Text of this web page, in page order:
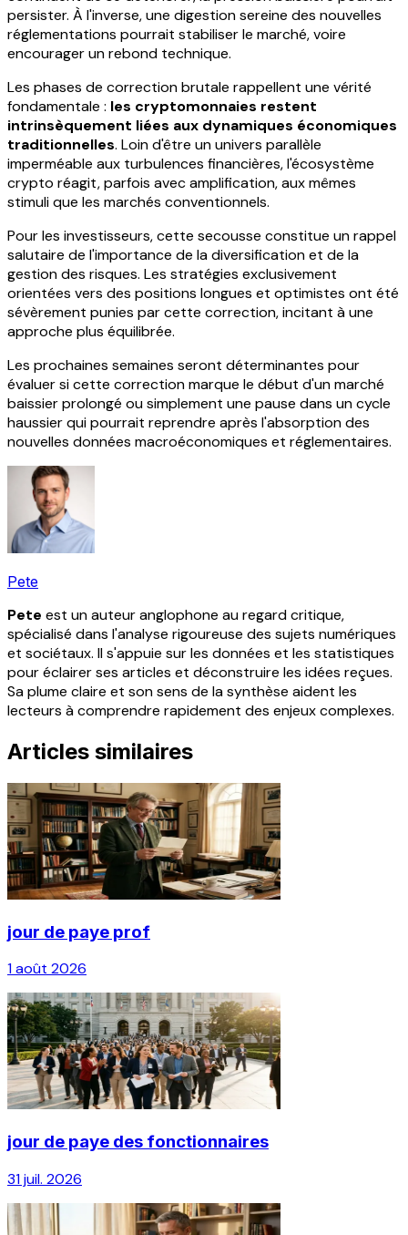
persister. À l'inverse, une digestion sereine des nouvelles
réglementations pourrait stabiliser le marché, voire
encourager un rebond technique.
Les phases de correction brutale rappellent une vérité
fondamentale : les cryptomonnaies restent
intrinsèquement liées aux dynamiques économiques
traditionnelles. Loin d'être un univers parallèle
imperméable aux turbulences financières, l'écosystème
crypto réagit, parfois avec amplification, aux mêmes
stimuli que les marchés conventionnels.
Pour les investisseurs, cette secousse constitue un rappel
salutaire de l'importance de la diversification et de la
gestion des risques. Les stratégies exclusivement
orientées vers des positions longues et optimistes ont été
sévèrement punies par cette correction, incitant à une
approche plus équilibrée.
Les prochaines semaines seront déterminantes pour
évaluer si cette correction marque le début d'un marché
baissier prolongé ou simplement une pause dans un cycle
haussier qui pourrait reprendre après l'absorption des
nouvelles données macroéconomiques et réglementaires.
Pete
Pete est un auteur anglophone au regard critique,
spécialisé dans l'analyse rigoureuse des sujets numériques
et sociétaux. Il s'appuie sur les données et les statistiques
pour éclairer ses articles et déconstruire les idées reçues.
Sa plume claire et son sens de la synthèse aident les
lecteurs à comprendre rapidement des enjeux complexes.
Articles similaires
jour de paye prof
1 août 2026
jour de paye des fonctionnaires
31 juil. 2026